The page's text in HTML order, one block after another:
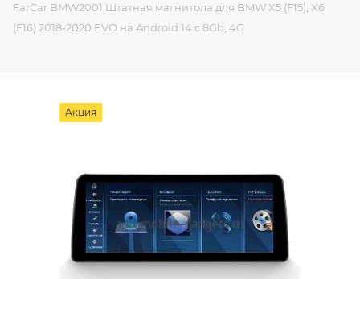
FarCar BMW2001 Штатная магнитола для BMW X5 (F15), X6
(F16) 2018-2020 EVO на Android 14 c 8Gb, 4G
Акция